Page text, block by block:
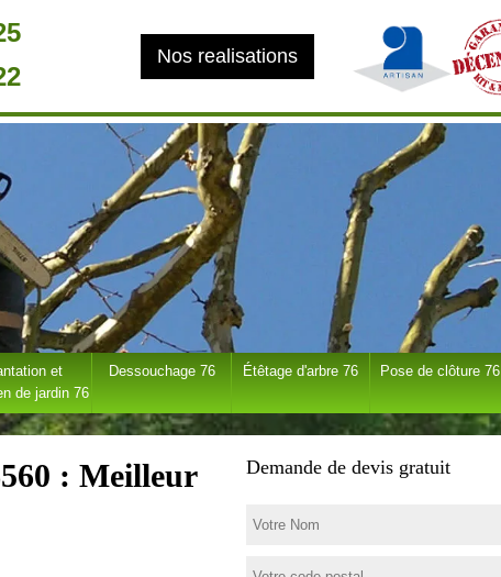
Nos realisations
et
de jardin 76
Dessouchage 76 Étêtage d'arbre 76 Pose de clôture 76
: Meilleur
Demande de devis gratuit